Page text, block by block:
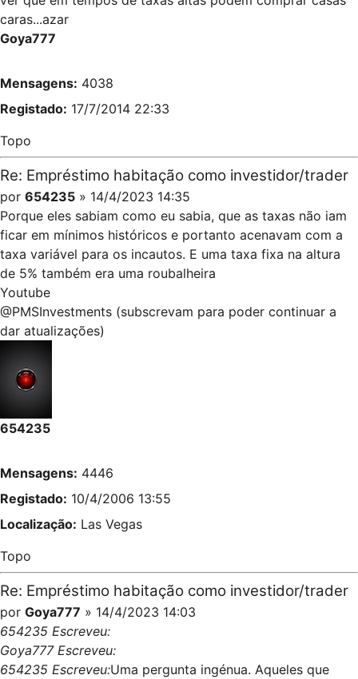
caras...azar
Goya777
Mensagens: 4038
Registado: 17/7/2014 22:33
Topo
Re: Empréstimo habitação como investidor/trader
por 654235 » 14/4/2023 14:35
Porque eles sabiam como eu sabia, que as taxas não iam
ficar em mínimos históricos e portanto acenavam com a
taxa variável para os incautos. E uma taxa fixa na altura
de 5% também era uma roubalheira
Youtube
@PMSInvestments (subscrevam para poder continuar a
dar atualizações)
654235
Mensagens: 4446
Registado: 10/4/2006 13:55
Localização: Las Vegas
Topo
Re: Empréstimo habitação como investidor/trader
por Goya777 » 14/4/2023 14:03
654235 Escreveu:
Goya777 Escreveu:
654235 Escreveu:Uma pergunta ingénua. Aqueles que